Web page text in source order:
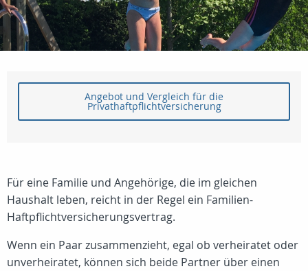
Angebot und Vergleich für die
Privathaftpflichtversicherung
Für eine Familie und Angehörige, die im gleichen
Haushalt leben, reicht in der Regel ein Familien-
Haftpflichtversicherungsvertrag.
Wenn ein Paar zusammenzieht, egal ob verheiratet oder
unverheiratet, können sich beide Partner über einen